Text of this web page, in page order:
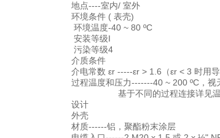
地点----室内/ 室外
环境条件 ( 表壳)
环境温度-40 ~ 80 ºC
安装等级I
污染等级4
介质条件
介电常数 εr -----εr > 1.6（εr < 3 时用导
过程温度和压力-------40 ~ 200 ºC，视
基于不同的过程连接详见温/
设计
外壳
材质------铝，聚酯粉末涂层